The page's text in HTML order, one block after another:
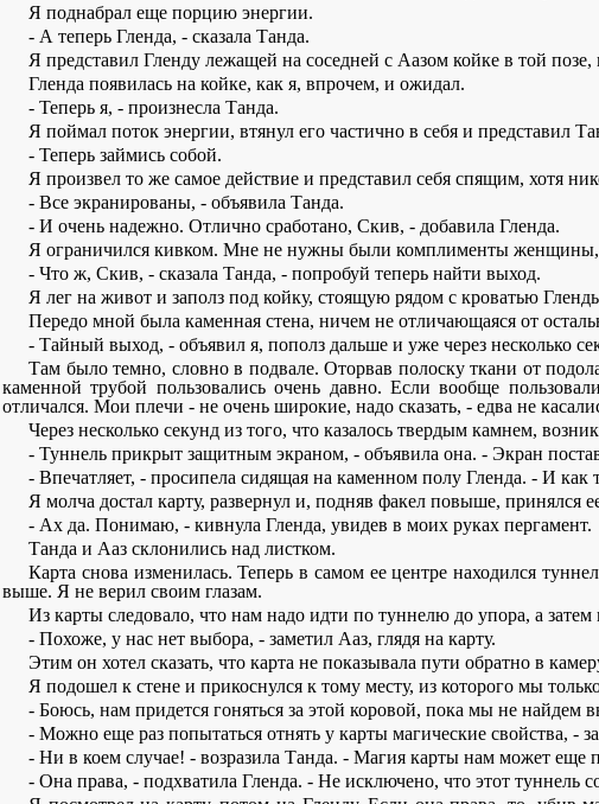
Я поднабрал еще порцию энергии.
- А теперь Гленда, - сказала Танда.
Я представил Гленду лежащей на соседней с Аазом койке в той
Гленда появилась на койке, как я, впрочем, и ожидал.
- Теперь я, - произнесла Танда.
Я поймал поток энергии, втянул его частично в себя и представил
- Теперь займись собой.
Я произвел то же самое действие и представил себя спящим, хотя
- Все экранированы, - объявила Танда.
- И очень надежно. Отлично сработано, Скив, - добавила Гленда.
Я ограничился кивком. Мне не нужны были комплименты женщины,
- Что ж, Скив, - сказала Танда, - попробуй теперь найти выход.
Я лег на живот и заполз под койку, стоящую рядом с кроватью
Передо мной была каменная стена, ничем не отличающаяся от
- Тайный выход, - объявил я, пополз дальше и уже через несколько
Там было темно, словно в подвале. Оторвав полоску ткани от
каменной трубой пользовались очень давно. Если вообще
отличался. Мои плечи - не очень широкие, надо сказать, - едва не
Через несколько секунд из того, что казалось твердым камнем,
- Туннель прикрыт защитным экраном, - объявила она. - Экран
- Впечатляет, - просипела сидящая на каменном полу Гленда. - И как
Я молча достал карту, развернул и, подняв факел повыше, принялся
- Ах да. Понимаю, - кивнула Гленда, увидев в моих руках пергамент.
Танда и Ааз склонились над листком.
Карта снова изменилась. Теперь в самом ее центре находился
выше. Я не верил своим глазам.
Из карты следовало, что нам надо идти по туннелю до упора, а
- Похоже, у нас нет выбора, - заметил Ааз, глядя на карту.
Этим он хотел сказать, что карта не показывала пути обратно в
Я подошел к стене и прикоснулся к тому месту, из которого мы
- Боюсь, нам придется гоняться за этой коровой, пока мы не найдем
- Можно еще раз попытаться отнять у карты магические свойства, -
- Ни в коем случае! - возразила Танда. - Магия карты нам может еще
- Она права, - подхватила Гленда. - Не исключено, что этот